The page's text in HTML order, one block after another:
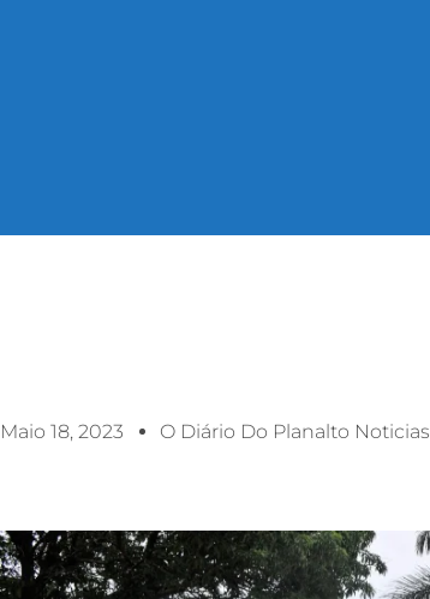
Maio 18, 2023 O Diário Do Planalto Noticias